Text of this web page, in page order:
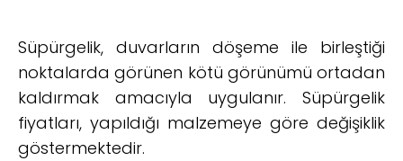
Süpürgelik, duvarların döşeme ile birleştiği
noktalarda görünen kötü görünümü ortadan
kaldırmak amacıyla uygulanır. Süpürgelik
fiyatları, yapıldığı malzemeye göre değişiklik
göstermektedir.